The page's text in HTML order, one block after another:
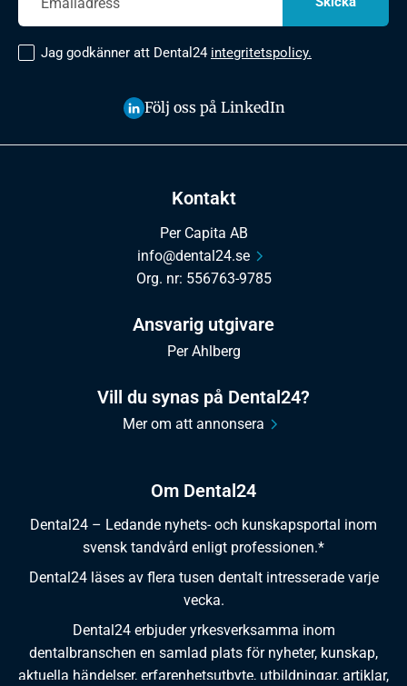
Om Dental24
Dental24 – Ledande nyhets- och kunskapsportal inom
svensk tandvård enligt professionen.*
Dental24 läses av flera tusen dentalt intresserade varje
vecka.
Dental24 erbjuder yrkesverksamma inom
dentalbranschen en samlad plats för nyheter, kunskap,
aktuella händelser, erfarenhetsutbyte, utbildningar, artiklar,
Kontakt
Per Capita AB
info@dental24.se
Org. nr: 556763-9785
Ansvarig utgivare
Per Ahlberg
Vill du synas på Dental24?
Mer om att annonsera
Jag godkänner att Dental24 integritetspolicy.
Följ oss på LinkedIn